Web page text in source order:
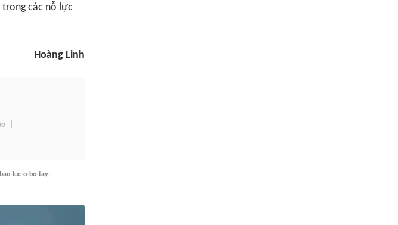
trong các nỗ lực
Hoàng Linh
luc-o-bo-tay-